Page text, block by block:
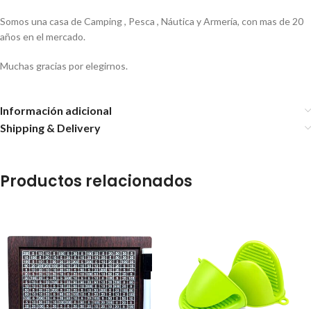
Somos una casa de Camping , Pesca , Náutica y Armería, con mas de 20
años en el mercado.
Muchas gracias por elegirnos.
Información adicional
Shipping & Delivery
Productos relacionados